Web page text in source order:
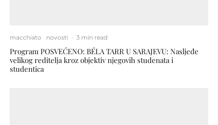
macchiato novosti · 3 min read
Program POSVEĆENO: BÉLA TARR U SARAJEVU: Nasljeđe
velikog reditelja kroz objektiv njegovih studenata i
studentica